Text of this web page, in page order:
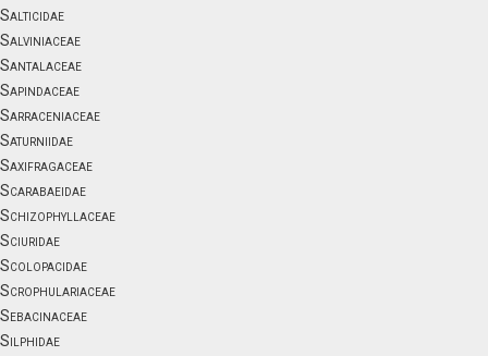
Salticidae
Salviniaceae
Santalaceae
Sapindaceae
Sarraceniaceae
Saturniidae
Saxifragaceae
Scarabaeidae
Schizophyllaceae
Sciuridae
Scolopacidae
Scrophulariaceae
Sebacinaceae
Silphidae